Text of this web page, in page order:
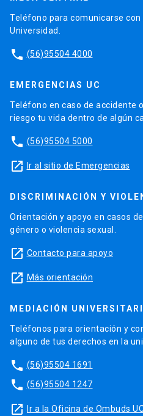
Teléfono para comunicarse
Universidad.
phone (56)95504 4000
EMERGENCIAS UC
Teléfono en caso de accidente
riesgo tu vida dentro de algún
phone (56)95504 5000
launch Ir al sitio de Emergencias
DISCRIMINACIÓN Y
Orientación y apoyo en casos
género o violencia sexual.
launch Contacto para apoyo
launch Más orientación
MEDIACIÓN
Teléfonos para orientación y
alguno de tus derechos en la
phone (56)95504 1691
phone (56)95504 1247
launch Ir a la Oficina de Ombuds